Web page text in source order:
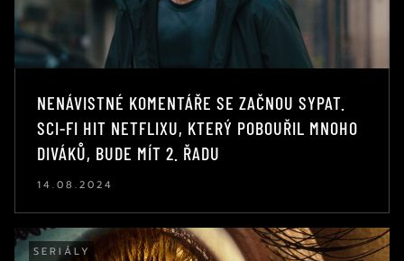
NENÁVISTNÉ KOMENTÁŘE SE ZAČNOU SYPAT.
SCI-FI HIT NETFLIXU, KTERÝ POBOUŘIL MNOHO
DIVÁKŮ, BUDE MÍT 2. ŘADU
14.08.2024
SERIÁLY